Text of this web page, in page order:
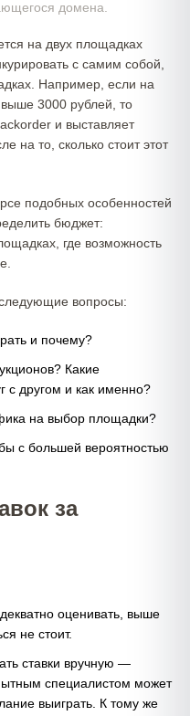
домена.
на двух площадках
с самим собой,
Например, если на
выше 3000 рублей, то
и выставляет
на то, сколько стоит этот
подобных особенностей
бюджет:
где возможность
вопросы:
и почему?
Какие
с другом и как именно?
на выбор площадки?
с большей вероятностью
за
оценивать, выше
не стоит.
ставки вручную —
специалистом может
выиграть. К тому же